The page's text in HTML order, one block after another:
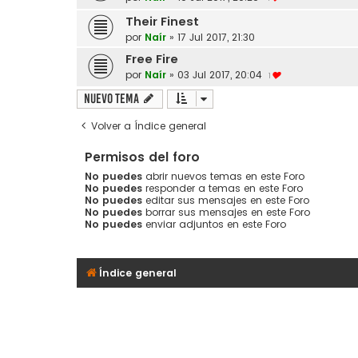
Their Finest
por Naír » 17 Jul 2017, 21:30
Free Fire
por Naír » 03 Jul 2017, 20:04 1
Nuevo Tema
Volver a Índice general
Permisos del foro
No puedes abrir nuevos temas en este Foro
No puedes responder a temas en este Foro
No puedes editar sus mensajes en este Foro
No puedes borrar sus mensajes en este Foro
No puedes enviar adjuntos en este Foro
Índice general